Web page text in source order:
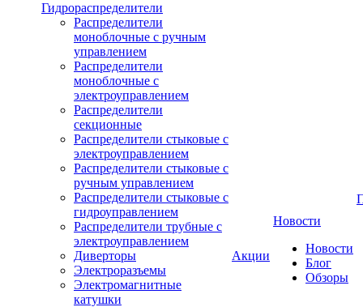
Гидрораспределители
Распределители
моноблочные с ручным
управлением
Распределители
моноблочные с
электроуправлением
Распределители
секционные
Распределители стыковые с
электроуправлением
Распределители стыковые с
ручным управлением
Распределители стыковые с
гидроуправлением
Распределители трубные с
электроуправлением
Диверторы
Электроразъемы
Электромагнитные
катушки
Акции
Новости
Новости
Блог
Обзоры